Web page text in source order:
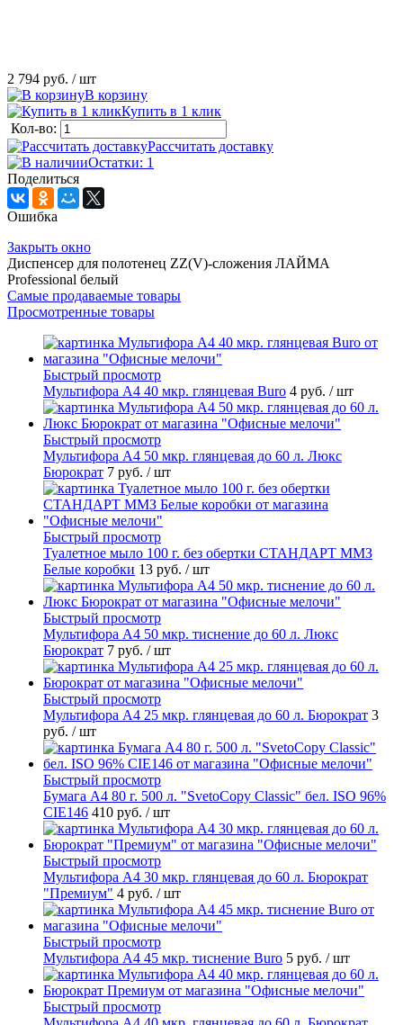
2 794 руб. / шт
В корзину
Купить в 1 клик
Кол-во:
Рассчитать доставку
Остатки: 1
Поделиться
Ошибка
Закрыть окно
Диспенсер для полотенец ZZ(V)-сложения ЛАЙМА
Professional белый
Самые продаваемые товары
Просмотренные товары
Быстрый просмотр
Мультифора А4 40 мкр. глянцевая Buro 4 руб. / шт
Быстрый просмотр
Мультифора А4 50 мкр. глянцевая до 60 л. Люкс
Бюрократ 7 руб. / шт
Быстрый просмотр
Туалетное мыло 100 г. без обертки СТАНДАРТ ММЗ
Белые коробки 13 руб. / шт
Быстрый просмотр
Мультифора А4 50 мкр. тиснение до 60 л. Люкс
Бюрократ 7 руб. / шт
Быстрый просмотр
Мультифора А4 25 мкр. глянцевая до 60 л. Бюрократ 3
руб. / шт
Быстрый просмотр
Бумага А4 80 г. 500 л. "SvetoCopy Classic" бел. ISO 96%
CIE146 410 руб. / шт
Быстрый просмотр
Мультифора А4 30 мкр. глянцевая до 60 л. Бюрократ
"Премиум" 4 руб. / шт
Быстрый просмотр
Мультифора А4 45 мкр. тиснение Buro 5 руб. / шт
Быстрый просмотр